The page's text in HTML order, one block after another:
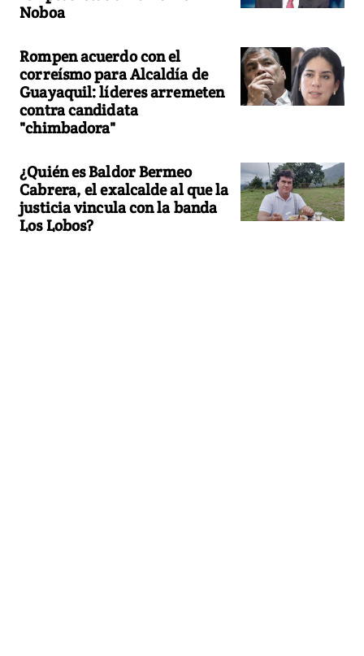
Noboa
Rompen acuerdo con el
correísmo para Alcaldía de
Guayaquil: líderes arremeten
contra candidata
"chimbadora"
¿Quién es Baldor Bermeo
Cabrera, el exalcalde al que la
justicia vincula con la banda
Los Lobos?